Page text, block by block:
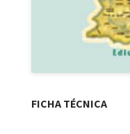
FICHA TÉCNICA